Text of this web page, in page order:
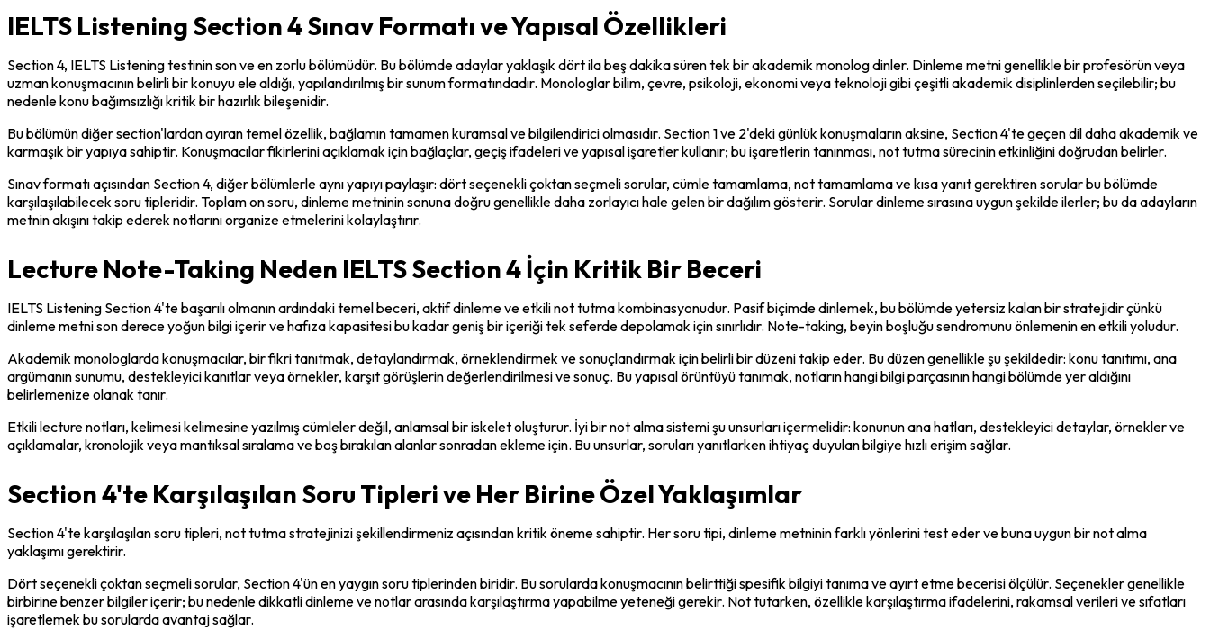
IELTS Listening Section 4 Sınav Formatı ve Yapısal Özellikleri
Section 4, IELTS Listening testinin son ve en zorlu bölümüdür. Bu bölümde adaylar yaklaşık dört ila beş dakika süren tek bir akademik monolog dinler. Dinleme metni genellikle bir profesörün veya
uzman konuşmacının belirli bir konuyu ele aldığı, yapılandırılmış bir sunum formatındadır. Monologlar bilim, çevre, psikoloji, ekonomi veya teknoloji gibi çeşitli akademik disiplinlerden seçilebilir; bu
nedenle konu bağımsızlığı kritik bir hazırlık bileşenidir.
Bu bölümün diğer section'lardan ayıran temel özellik, bağlamın tamamen kuramsal ve bilgilendirici olmasıdır. Section 1 ve 2'deki günlük konuşmaların aksine, Section 4'te geçen dil daha akademik ve
karmaşık bir yapıya sahiptir. Konuşmacılar fikirlerini açıklamak için bağlaçlar, geçiş ifadeleri ve yapısal işaretler kullanır; bu işaretlerin tanınması, not tutma sürecinin etkinliğini doğrudan belirler.
Sınav formatı açısından Section 4, diğer bölümlerle aynı yapıyı paylaşır: dört seçenekli çoktan seçmeli sorular, cümle tamamlama, not tamamlama ve kısa yanıt gerektiren sorular bu bölümde
karşılaşılabilecek soru tipleridir. Toplam on soru, dinleme metninin sonuna doğru genellikle daha zorlayıcı hale gelen bir dağılım gösterir. Sorular dinleme sırasına uygun şekilde ilerler; bu da adayların
metnin akışını takip ederek notlarını organize etmelerini kolaylaştırır.
Lecture Note-Taking Neden IELTS Section 4 İçin Kritik Bir Beceri
IELTS Listening Section 4'te başarılı olmanın ardındaki temel beceri, aktif dinleme ve etkili not tutma kombinasyonudur. Pasif biçimde dinlemek, bu bölümde yetersiz kalan bir stratejidir çünkü
dinleme metni son derece yoğun bilgi içerir ve hafıza kapasitesi bu kadar geniş bir içeriği tek seferde depolamak için sınırlıdır. Note-taking, beyin boşluğu sendromunu önlemenin en etkili yoludur.
Akademik monologlarda konuşmacılar, bir fikri tanıtmak, detaylandırmak, örneklendirmek ve sonuçlandırmak için belirli bir düzeni takip eder. Bu düzen genellikle şu şekildedir: konu tanıtımı, ana
argümanın sunumu, destekleyici kanıtlar veya örnekler, karşıt görüşlerin değerlendirilmesi ve sonuç. Bu yapısal örüntüyü tanımak, notların hangi bilgi parçasının hangi bölümde yer aldığını
belirlemenize olanak tanır.
Etkili lecture notları, kelimesi kelimesine yazılmış cümleler değil, anlamsal bir iskelet oluşturur. İyi bir not alma sistemi şu unsurları içermelidir: konunun ana hatları, destekleyici detaylar, örnekler ve
açıklamalar, kronolojik veya mantıksal sıralama ve boş bırakılan alanlar sonradan ekleme için. Bu unsurlar, soruları yanıtlarken ihtiyaç duyulan bilgiye hızlı erişim sağlar.
Section 4'te Karşılaşılan Soru Tipleri ve Her Birine Özel Yaklaşımlar
Section 4'te karşılaşılan soru tipleri, not tutma stratejinizi şekillendirmeniz açısından kritik öneme sahiptir. Her soru tipi, dinleme metninin farklı yönlerini test eder ve buna uygun bir not alma
yaklaşımı gerektirir.
Dört seçenekli çoktan seçmeli sorular, Section 4'ün en yaygın soru tiplerinden biridir. Bu sorularda konuşmacının belirttiği spesifik bilgiyi tanıma ve ayırt etme becerisi ölçülür. Seçenekler genellikle
birbirine benzer bilgiler içerir; bu nedenle dikkatli dinleme ve notlar arasında karşılaştırma yapabilme yeteneği gerekir. Not tutarken, özellikle karşılaştırma ifadelerini, rakamsal verileri ve sıfatları
işaretlemek bu sorularda avantaj sağlar.